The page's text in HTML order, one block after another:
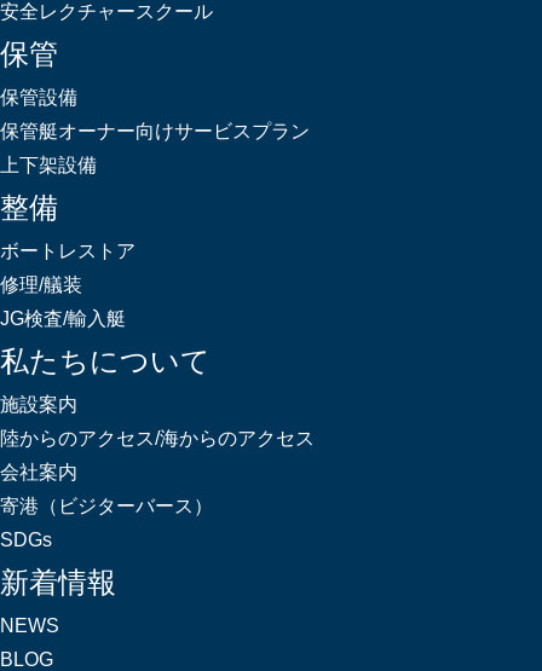
安全レクチャースクール
保管
保管設備
保管艇オーナー向けサービスプラン
上下架設備
整備
ボートレストア
修理/艤装
JG検査/輸入艇
私たちについて
施設案内
陸からのアクセス/海からのアクセス
会社案内
寄港（ビジターバース）
SDGs
新着情報
NEWS
BLOG